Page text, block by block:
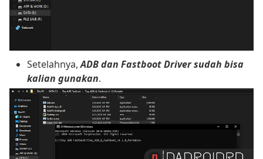
Setelahnya,ADB dan Fastboot Driver sudah bisa
kalian gunakan.